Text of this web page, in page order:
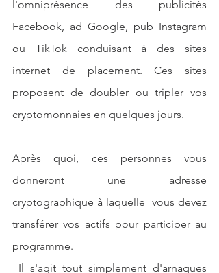
l'omniprésence des publicités
Facebook, ad Google, pub Instagram
ou TikTok conduisant à des sites
internet de placement. Ces sites
proposent de doubler ou tripler vos
cryptomonnaies en quelques jours.
Après quoi, ces personnes vous
donneront une adresse
cryptographique à laquelle  vous devez
transférer vos actifs pour participer au
programme.